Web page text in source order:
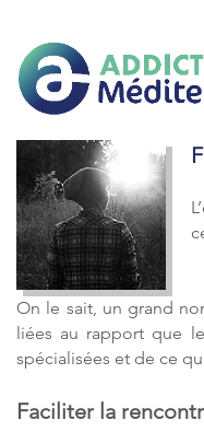
On le sait, un grand
liées au rapport que
spécialisées et de ce
Faciliter la